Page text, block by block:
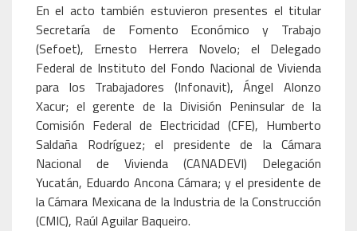
En el acto también estuvieron presentes el titular
Secretaría de Fomento Económico y Trabajo
(Sefoet), Ernesto Herrera Novelo; el Delegado
Federal de Instituto del Fondo Nacional de Vivienda
para los Trabajadores (Infonavit), Ángel Alonzo
Xacur; el gerente de la División Peninsular de la
Comisión Federal de Electricidad (CFE), Humberto
Saldaña Rodríguez; el presidente de la Cámara
Nacional de Vivienda (CANADEVI) Delegación
Yucatán, Eduardo Ancona Cámara; y el presidente de
la Cámara Mexicana de la Industria de la Construcción
(CMIC), Raúl Aguilar Baqueiro.